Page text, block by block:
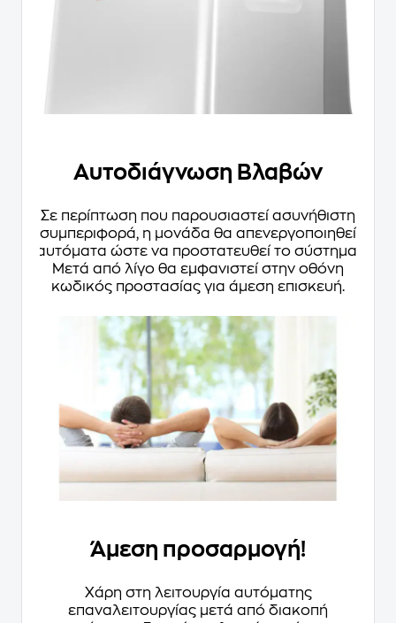
Αυτοδιάγνωση Βλαβών
Σε περίπτωση που παρουσιαστεί ασυνήθιστη
συμπεριφορά, η μονάδα θα απενεργοποιηθεί
αυτόματα ώστε να προστατευθεί το σύστημα.
Μετά από λίγο θα εμφανιστεί στην οθόνη
κωδικός προστασίας για άμεση επισκευή.
Άμεση προσαρμογή!
Χάρη στη λειτουργία αυτόματης
επαναλειτουργίας μετά από διακοπή